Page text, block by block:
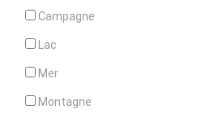
Campagne
Lac
Mer
Montagne